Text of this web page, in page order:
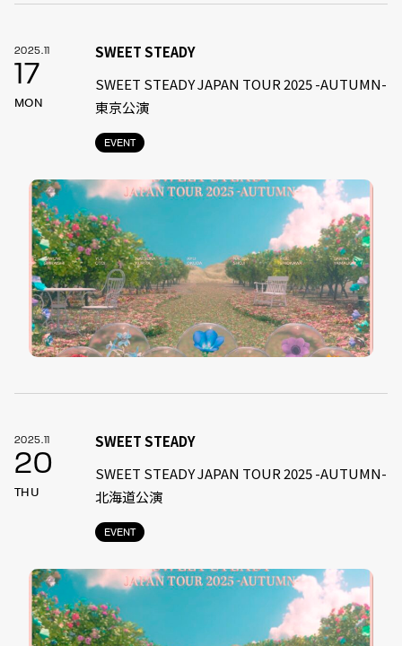
2025.11
17
MON
EVENT
SWEET STEADY
SWEET STEADY JAPAN TOUR 2025 -AUTUMN-
東京公演
2025.11
20
THU
EVENT
SWEET STEADY
SWEET STEADY JAPAN TOUR 2025 -AUTUMN-
北海道公演